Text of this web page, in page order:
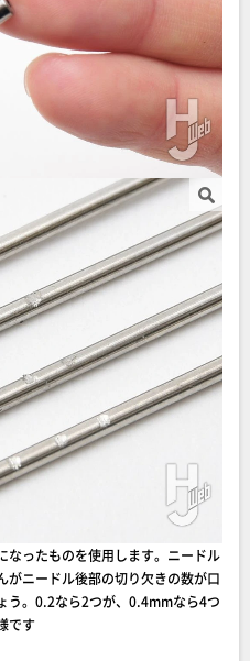
ったものを使用します。ニードル
がニードル後部の切り欠きの数が口
う。0.2なら2つが、0.4mmなら4つ
です